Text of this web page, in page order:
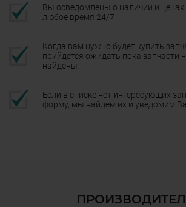
Вы осведомлены о наличии и ценах
любое время 24/7
Когда вам нужно будет купить
прийдется ожидать пока запчасти
найдены
Если в списке нет интересующих
форму, мы найдем их и уведомим